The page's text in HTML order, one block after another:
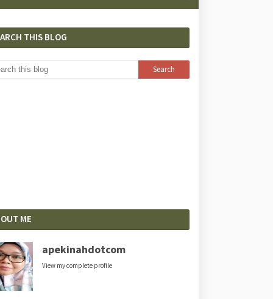
THIS BLOG
ME
apekinahdotcom
View my complete profile